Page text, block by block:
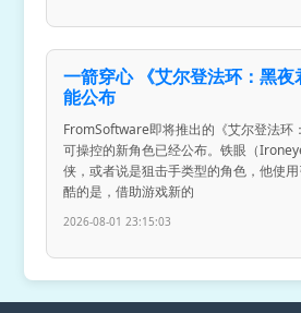
一箭穿心 《艾尔登法环：黑
能公布
FromSoftware即将推出的《艾尔登法环
可操控的新角色已经公布。铁眼（
侠，或者说是狙击手类型的角色，他使
酷的是，借助游戏新的
2026-08-01 23:15:03